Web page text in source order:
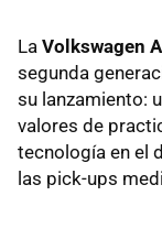
La Volkswagen
segunda
su lanzamiento:
valores de
tecnología en el
las pick-ups